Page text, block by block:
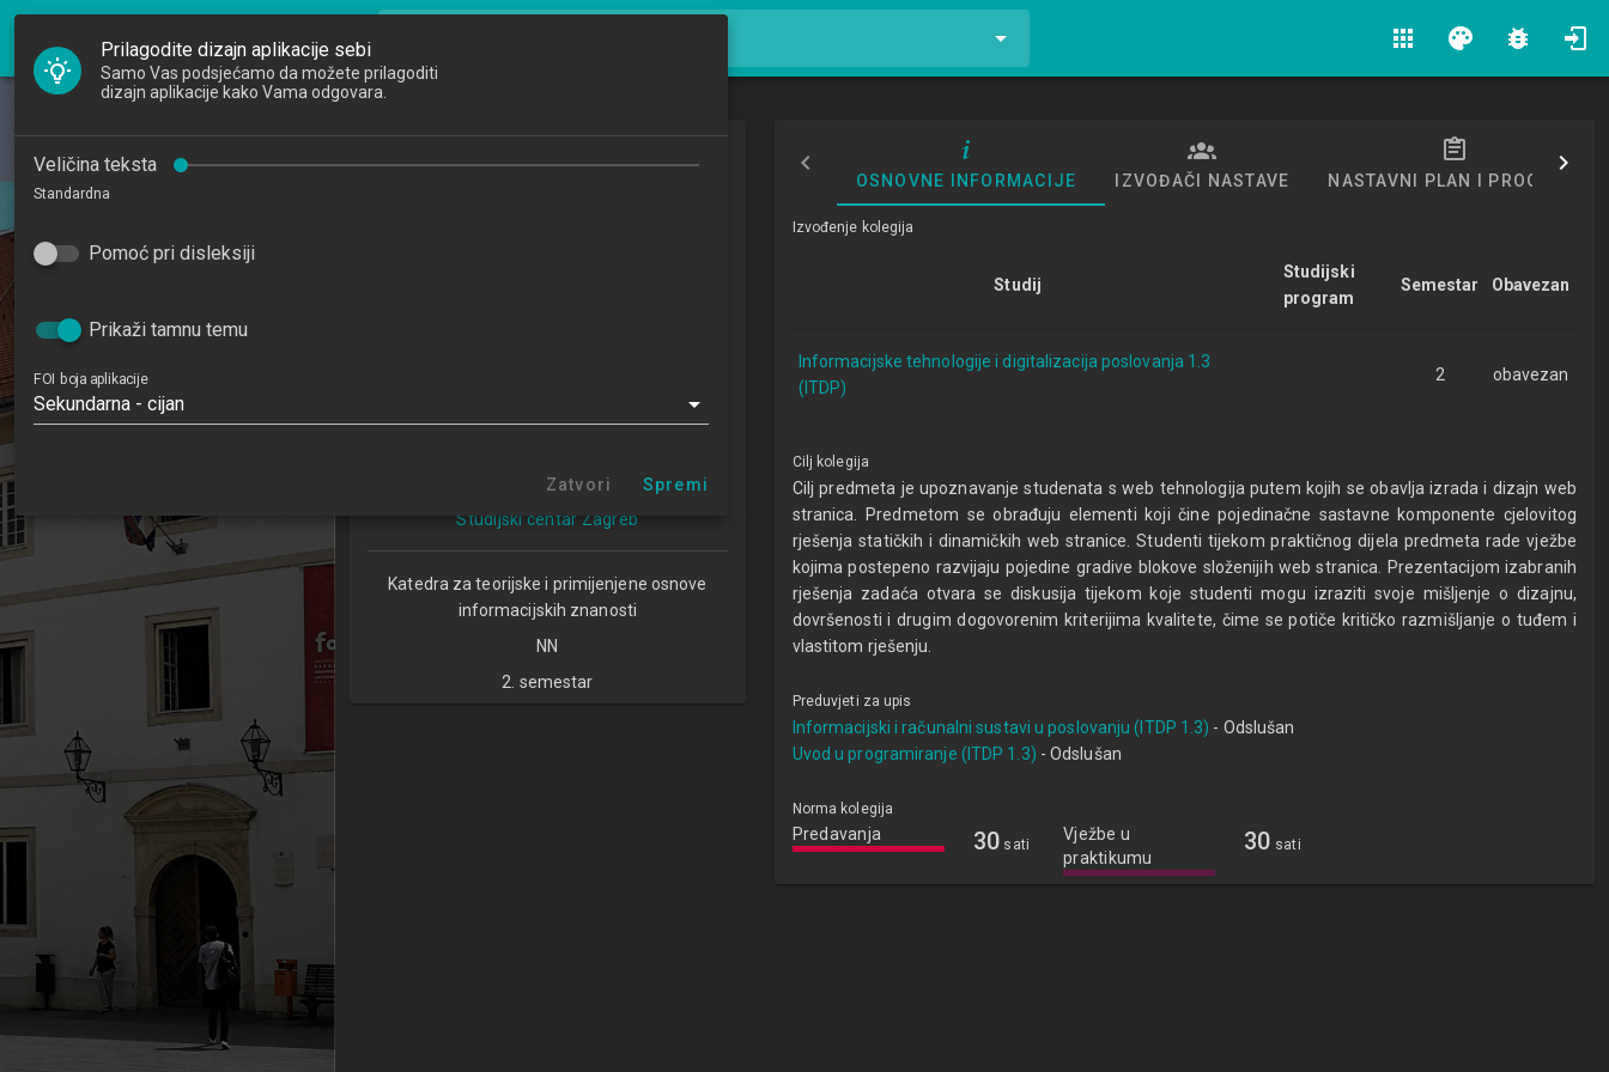
Djelatnici
Katedre
FOI Nastava apps palette bug_report
Uvod u Web tehnologije
Studijski centar Varaždin (ITDP 1.3)
Studijski centar Zabok
Studijski centar Zagreb
Katedra za teorijske i primijenjene osnove
informacijskih znanosti
NN
2. semestar
OSNOVNE INFORMACIJE IZVOĐAČI NASTAVE NASTAVNI PLAN I PROGRAM
Izvođenje kolegija
Studij
Studijski
program
Semestar Obavezan
Informacijske tehnologije i digitalizacija poslovanja 1.3
(ITDP)
2 obavezan
Cilj kolegija
Cilj predmeta je upoznavanje studenata s web tehnologija putem kojih se obavlja izrada i dizajn web
stranica. Predmetom se obrađuju elementi koji čine pojedinačne sastavne komponente cjelovitog
rješenja statičkih i dinamičkih web stranice. Studenti tijekom praktičnog dijela predmeta rade vježbe
kojima postepeno razvijaju pojedine gradive blokove složenijih web stranica. Prezentacijom izabranih
rješenja zadaća otvara se diskusija tijekom koje studenti mogu izraziti svoje mišljenje o dizajnu,
dovršenosti i drugim dogovorenim kriterijima kvalitete, čime se potiče kritičko razmišljanje o tuđem i
vlastitom rješenju.
Preduvjeti za upis
Informacijski i računalni sustavi u poslovanju (ITDP 1.3) - Odslušan
Uvod u programiranje (ITDP 1.3) - Odslušan
Norma kolegija
Predavanja 30 sati
Vježbe u
praktikumu
30 sati
Prilagodite dizajn aplikacije sebi
Samo Vas podsjećamo da možete prilagoditi
dizajn aplikacije kako Vama odgovara.
Veličina teksta
Standardna
Pomoć pri disleksiji
Prikaži tamnu temu
FOI boja aplikacije
Sekundarna - cijan
Zatvori Spremi